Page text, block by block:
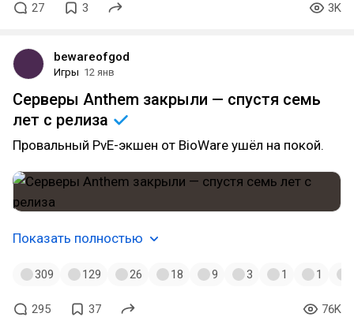
27 3 3K
bewareofgod
Игры 12 янв
Серверы Anthem закрыли — спустя семь
лет с релиза
Провальный PvE-экшен от BioWare ушёл на покой.
Показать полностью
309 129 26 18 9 3 1 1
295 37 76K